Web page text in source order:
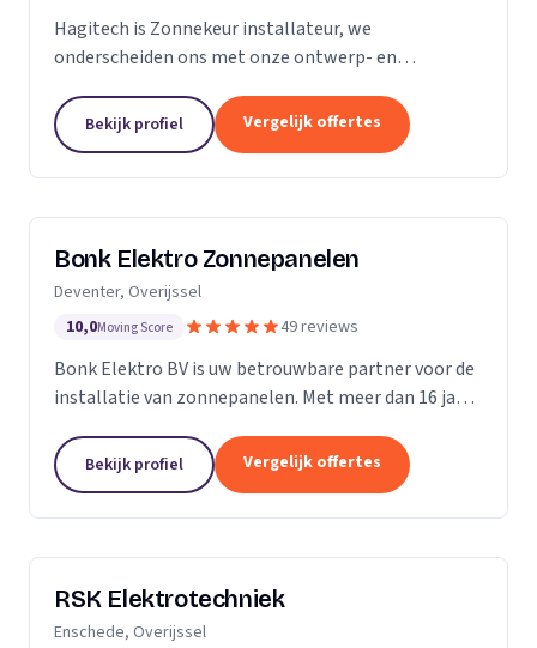
Hagitech is Zonnekeur installateur, we
onderscheiden ons met onze ontwerp- en
degelijke en nette montage, en ruime ervaring met
BIPV (indak) systemen. Wij...
Bekijk profiel Vergelijk offertes
Bonk Elektro Zonnepanelen
Deventer, Overijssel
10,0Moving Score 49 reviews
Bonk Elektro BV is uw betrouwbare partner voor de
installatie van zonnepanelen. Met meer dan 16 jaar
vakmanschap, kennis van zaken en persoonlijk en...
Bekijk profiel Vergelijk offertes
RSK Elektrotechniek
Enschede, Overijssel